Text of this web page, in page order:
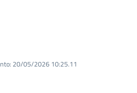
20/05/2026 10:25.11